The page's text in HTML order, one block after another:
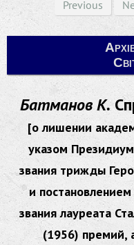
Previous
Батманов К.
[о лишении
указом
звания трижды
и
звания лауреата
(1956) премий,